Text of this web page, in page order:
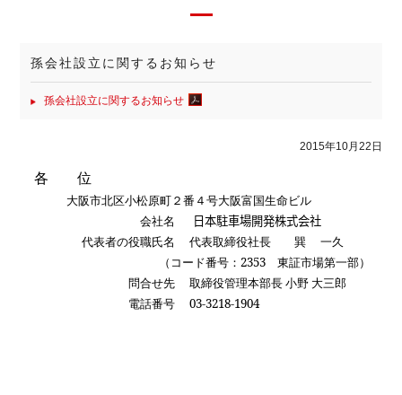
孫会社設立に関するお知らせ
孫会社設立に関するお知らせ
2015年10月22日
各 位
大阪市北区小松原町２番４号大阪富国生命ビル
会社名
日本駐車場開発株式会社
代表者の役職氏名
代表取締役社長 巽 一久
（コード番号： 2353東証市場第一部）
問合せ先
取締役管理本部長小野 大三郎
電話番号
03-3218-1904